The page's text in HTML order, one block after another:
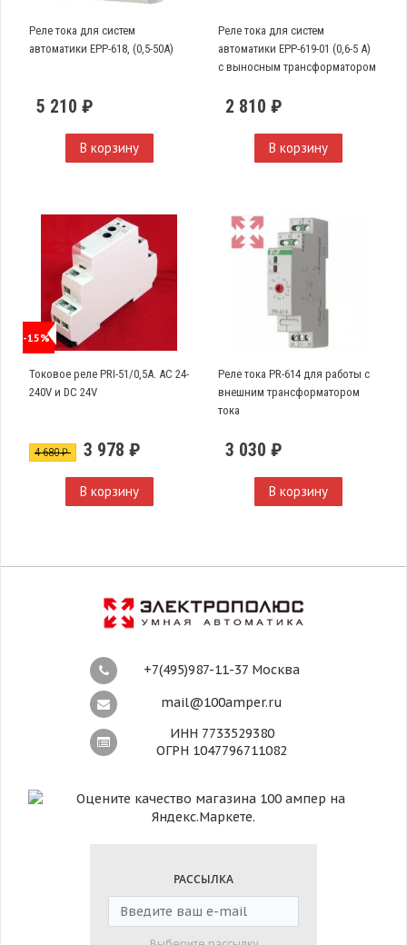
Реле тока для систем
автоматики EPP-618, (0,5-50А)
5 210 ₽
В корзину
Реле тока для систем
автоматики EPP-619-01 (0,6-5 А)
с выносным трансформатором
2 810 ₽
В корзину
-15%
Токовое реле PRI-51/0,5A. AC 24-
240V и DC 24V
4 680 ₽ 3 978 ₽
В корзину
Реле тока PR-614 для работы с
внешним трансформатором
тока
3 030 ₽
В корзину
+7(495)987-11-37 Москва
mail@100amper.ru
ИНН 7733529380
ОГРН 1047796711082
РАССЫЛКА